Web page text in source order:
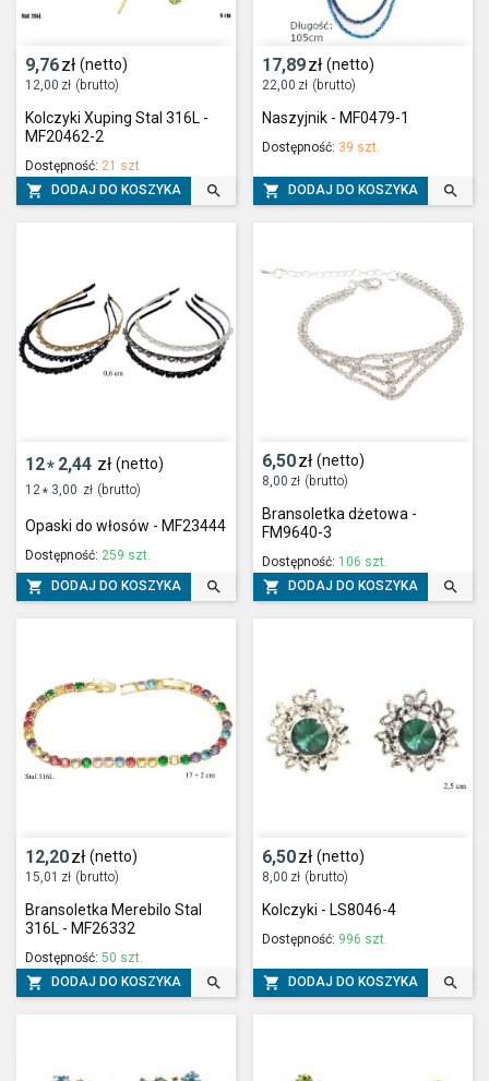
9,76zł (netto)
12,00 zł (brutto)
Kolczyki Xuping Stal 316L -
MF20462-2
Dostępność: 21 szt.
 DODAJ DO KOSZYKA 
17,89zł (netto)
22,00 zł (brutto)
Naszyjnik - MF0479-1
Dostępność: 39 szt.
 DODAJ DO KOSZYKA 
12* 2,44 zł (netto)
12* 3,00 zł (brutto)
Opaski do włosów - MF23444
Dostępność: 259 szt.
 DODAJ DO KOSZYKA 
6,50zł (netto)
8,00 zł (brutto)
Bransoletka dżetowa -
FM9640-3
Dostępność: 106 szt.
 DODAJ DO KOSZYKA 
12,20zł (netto)
15,01 zł (brutto)
Bransoletka Merebilo Stal
316L - MF26332
Dostępność: 50 szt.
 DODAJ DO KOSZYKA 
6,50zł (netto)
8,00 zł (brutto)
Kolczyki - LS8046-4
Dostępność: 996 szt.
 DODAJ DO KOSZYKA 